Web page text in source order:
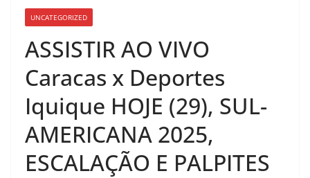
UNCATEGORIZED
ASSISTIR AO VIVO
Caracas x Deportes
Iquique HOJE (29), SUL-
AMERICANA 2025,
ESCALAÇÃO E PALPITES